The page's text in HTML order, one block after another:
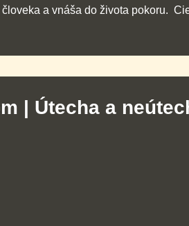
a vnáša do života pokoru.
| Útecha a